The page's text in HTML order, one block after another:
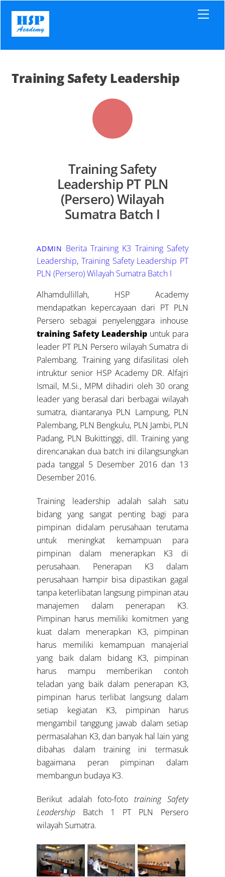
content
Training Safety Leadership
Training Safety
Leadership PT PLN
(Persero) Wilayah
Sumatra Batch I
ADMIN Berita Training K3 Training Safety
Leadership, Training Safety Leadership PT
PLN (Persero) Wilayah Sumatra Batch I
Alhamdullillah, HSP Academy
mendapatkan kepercayaan dari PT PLN
Persero sebagai penyelenggara inhouse
training Safety Leadership untuk para
leader PT PLN Persero wilayah Sumatra di
Palembang. Training yang difasilitasi oleh
intruktur senior HSP Academy DR. Alfajri
Ismail, M.Si., MPM dihadiri oleh 30 orang
leader yang berasal dari berbagai wilayah
sumatra, diantaranya PLN Lampung, PLN
Palembang, PLN Bengkulu, PLN Jambi, PLN
Padang, PLN Bukittinggi, dll. Training yang
direncanakan dua batch ini dilangsungkan
pada tanggal 5 Desember 2016 dan 13
Desember 2016.
Training leadership adalah salah satu
bidang yang sangat penting bagi para
pimpinan didalam perusahaan terutama
untuk meningkat kemampuan para
pimpinan dalam menerapkan K3 di
perusahaan. Penerapan K3 dalam
perusahaan hampir bisa dipastikan gagal
tanpa keterlibatan langsung pimpinan atau
manajemen dalam penerapan K3.
Pimpinan harus memiliki komitmen yang
kuat dalam menerapkan K3, pimpinan
harus memiliki kemampuan manajerial
yang baik dalam bidang K3, pimpinan
harus mampu memberikan contoh
teladan yang baik dalam penerapan K3,
pimpinan harus terlibat langsung dalam
setiap kegiatan K3, pimpinan harus
mengambil tanggung jawab dalam setiap
permasalahan K3, dan banyak hal lain yang
dibahas dalam training ini termasuk
bagaimana peran pimpinan dalam
membangun budaya K3.
Berikut adalah foto-fototraining Safety
Leadership Batch 1 PT PLN Persero
wilayah Sumatra.